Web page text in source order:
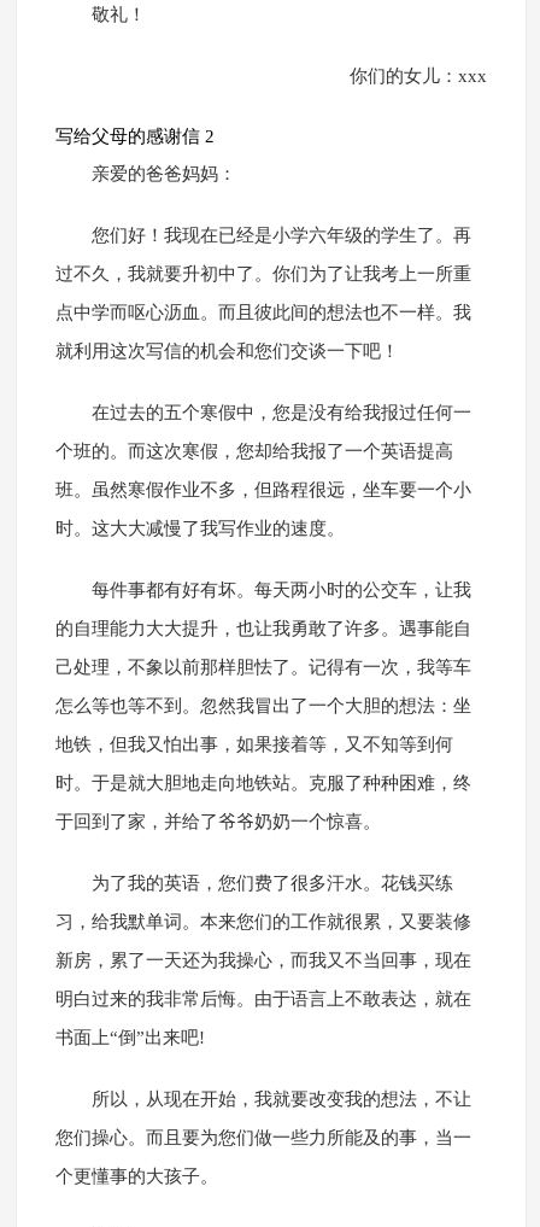
敬礼！
你们的女儿：xxx
写给父母的感谢信 2
亲爱的爸爸妈妈：
您们好！我现在已经是小学六年级的学生了。再
过不久，我就要升初中了。你们为了让我考上一所重
点中学而呕心沥血。而且彼此间的想法也不一样。我
就利用这次写信的机会和您们交谈一下吧！
在过去的五个寒假中，您是没有给我报过任何一
个班的。而这次寒假，您却给我报了一个英语提高
班。虽然寒假作业不多，但路程很远，坐车要一个小
时。这大大减慢了我写作业的速度。
每件事都有好有坏。每天两小时的公交车，让我
的自理能力大大提升，也让我勇敢了许多。遇事能自
己处理，不象以前那样胆怯了。记得有一次，我等车
怎么等也等不到。忽然我冒出了一个大胆的想法：坐
地铁，但我又怕出事，如果接着等，又不知等到何
时。于是就大胆地走向地铁站。克服了种种困难，终
于回到了家，并给了爷爷奶奶一个惊喜。
为了我的英语，您们费了很多汗水。花钱买练
习，给我默单词。本来您们的工作就很累，又要装修
新房，累了一天还为我操心，而我又不当回事，现在
明白过来的我非常后悔。由于语言上不敢表达，就在
书面上“倒”出来吧!
所以，从现在开始，我就要改变我的想法，不让
您们操心。而且要为您们做一些力所能及的事，当一
个更懂事的大孩子。